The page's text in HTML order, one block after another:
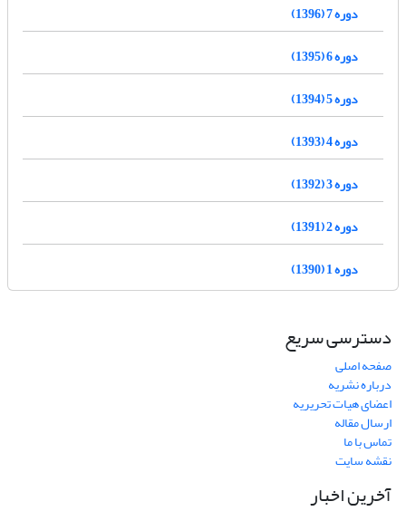
دوره 7 (1396)
دوره 6 (1395)
دوره 5 (1394)
دوره 4 (1393)
دوره 3 (1392)
دوره 2 (1391)
دوره 1 (1390)
دسترسی سریع
صفحه اصلی
درباره نشریه
اعضای هیات تحریریه
ارسال مقاله
تماس با ما
نقشه سایت
آخرین اخبار